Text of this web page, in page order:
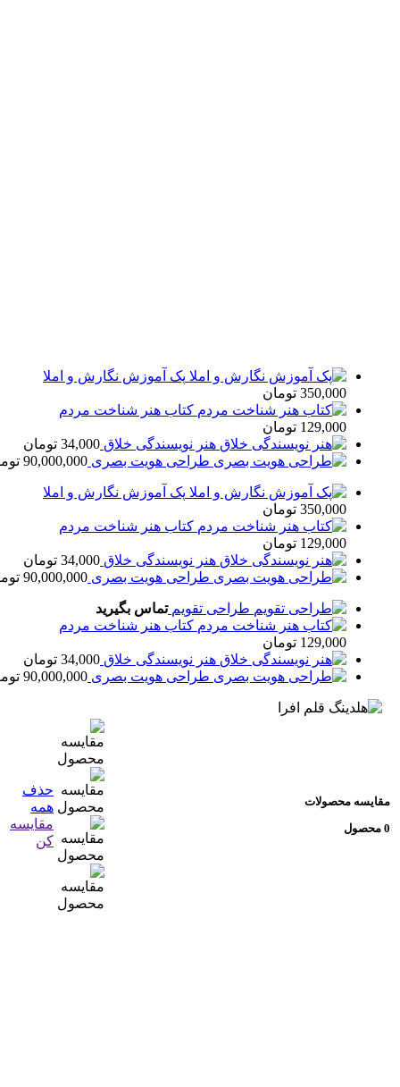
پک آموزش نگارش و املا
350,000 تومان
کتاب هنر شناخت مردم
129,000 تومان
هنر نویسندگی خلاق 34,000 تومان
طراحی هویت بصری 90,000,000 تومان
پک آموزش نگارش و املا
350,000 تومان
کتاب هنر شناخت مردم
129,000 تومان
هنر نویسندگی خلاق 34,000 تومان
طراحی هویت بصری 90,000,000 تومان
طراحی تقویم تماس بگیرید
کتاب هنر شناخت مردم
129,000 تومان
هنر نویسندگی خلاق 34,000 تومان
طراحی هویت بصری 90,000,000 تومان
محصولات
حذف
همه
مقایسه
کن